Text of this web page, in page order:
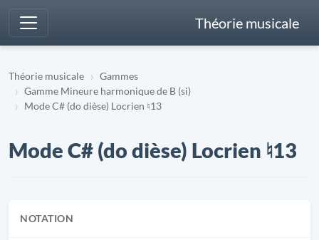
Théorie musicale
Théorie musicale
Gammes
Gamme Mineure harmonique de B (si)
Mode C# (do dièse) Locrien ♮13
Mode C# (do dièse) Locrien ♮13
NOTATION